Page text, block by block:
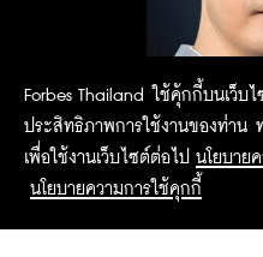
Forbes Thailand ใช้คุ้กกี้บนเว็บไ
ประสิทธิภาพการใช้งานของท่าน
เพื่อใช้งานเว็บไซต์ต่อไป นโยบาย
นโยบายความการใช้คุกกี้
2015